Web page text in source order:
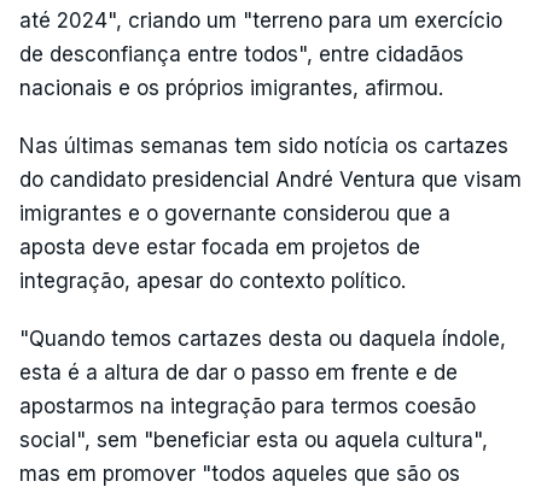
até 2024", criando um "terreno para um exercício
de desconfiança entre todos", entre cidadãos
nacionais e os próprios imigrantes, afirmou.
Nas últimas semanas tem sido notícia os cartazes
do candidato presidencial André Ventura que visam
imigrantes e o governante considerou que a
aposta deve estar focada em projetos de
integração, apesar do contexto político.
"Quando temos cartazes desta ou daquela índole,
esta é a altura de dar o passo em frente e de
apostarmos na integração para termos coesão
social", sem "beneficiar esta ou aquela cultura",
mas em promover "todos aqueles que são os